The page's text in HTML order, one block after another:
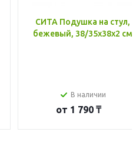
СИТА Подушка на стул,
бежевый, 38/35x38x2 см
В наличии
от 1 790 ₸